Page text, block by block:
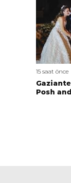
15 saat önce
Posh